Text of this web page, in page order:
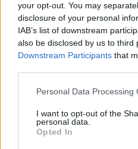
your opt-out. You may
disclosure of your personal
IAB’s list of downstream
also be disclosed by us to third
Downstream Participants that
Personal Data Processing
I want to opt-out of the
personal data.
Opted In
Voleibol
abril 12, 2026
DEIXA UNA RESPOSTA